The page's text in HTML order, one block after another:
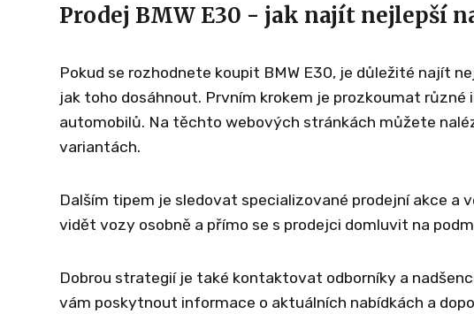
Prodej BMW E30 - jak najít nejlepší
Pokud se rozhodnete koupit BMW E30, je důležité najít
jak toho dosáhnout. Prvním krokem je prozkoumat
automobilů. Na těchto webových stránkách můžete
variantách.
Dalším tipem je sledovat specializované prodejní akce a
vidět vozy osobně a přímo se s prodejci domluvit na
Dobrou strategií je také kontaktovat odborníky a
vám poskytnout informace o aktuálních nabídkách a